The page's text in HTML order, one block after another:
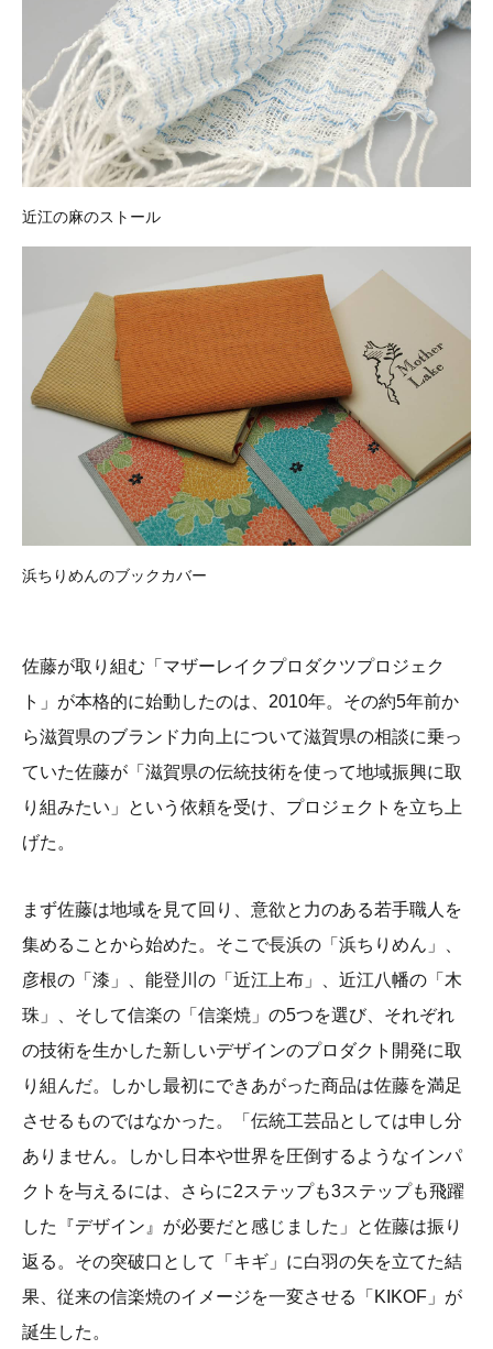
近江の麻のストール
浜ちりめんのブックカバー
佐藤が取り組む「マザーレイクプロダクツプロジェク
ト」が本格的に始動したのは、2010年。その約5年前か
ら滋賀県のブランド力向上について滋賀県の相談に乗っ
ていた佐藤が「滋賀県の伝統技術を使って地域振興に取
り組みたい」という依頼を受け、プロジェクトを立ち上
げた。
まず佐藤は地域を見て回り、意欲と力のある若手職人を
集めることから始めた。そこで長浜の「浜ちりめん」、
彦根の「漆」、能登川の「近江上布」、近江八幡の「木
珠」、そして信楽の「信楽焼」の5つを選び、それぞれ
の技術を生かした新しいデザインのプロダクト開発に取
り組んだ。しかし最初にできあがった商品は佐藤を満足
させるものではなかった。「伝統工芸品としては申し分
ありません。しかし日本や世界を圧倒するようなインパ
クトを与えるには、さらに2ステップも3ステップも飛躍
した『デザイン』が必要だと感じました」と佐藤は振り
返る。その突破口として「キギ」に白羽の矢を立てた結
果、従来の信楽焼のイメージを一変させる「KIKOF」が
誕生した。